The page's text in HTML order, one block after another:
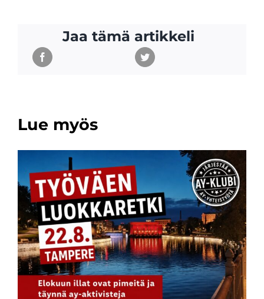
Jaa tämä artikkeli
Lue myös